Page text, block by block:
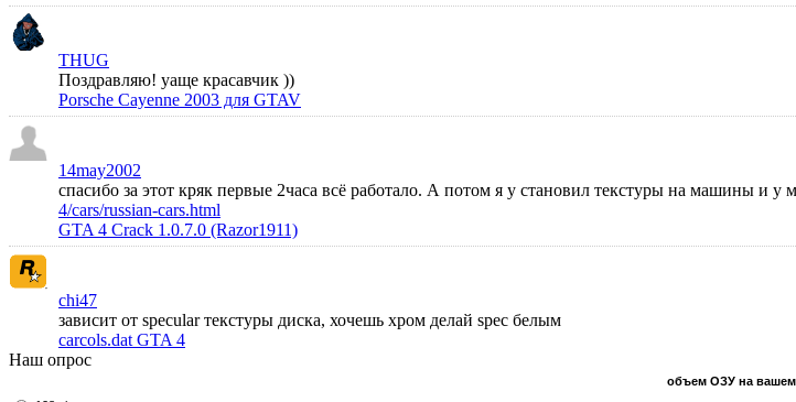
THUG
Поздравляю! уаще красавчик ))
Porsche Cayenne 2003 для GTAV
14may2002
спасибо за этот кряк первые 2часа всё работало. А потом я у становил текстуры на машины и у
4/cars/russian-cars.html
GTA 4 Crack 1.0.7.0 (Razor1911)
chi47
зависит от specular текстуры диска, хочешь хром делай spec белым
carcols.dat GTA 4
Наш опрос
объем ОЗУ на вашем